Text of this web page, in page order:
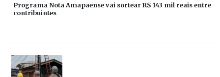
Programa Nota Amapaense vai sortear R$ 143 mil reais entre
contribuintes